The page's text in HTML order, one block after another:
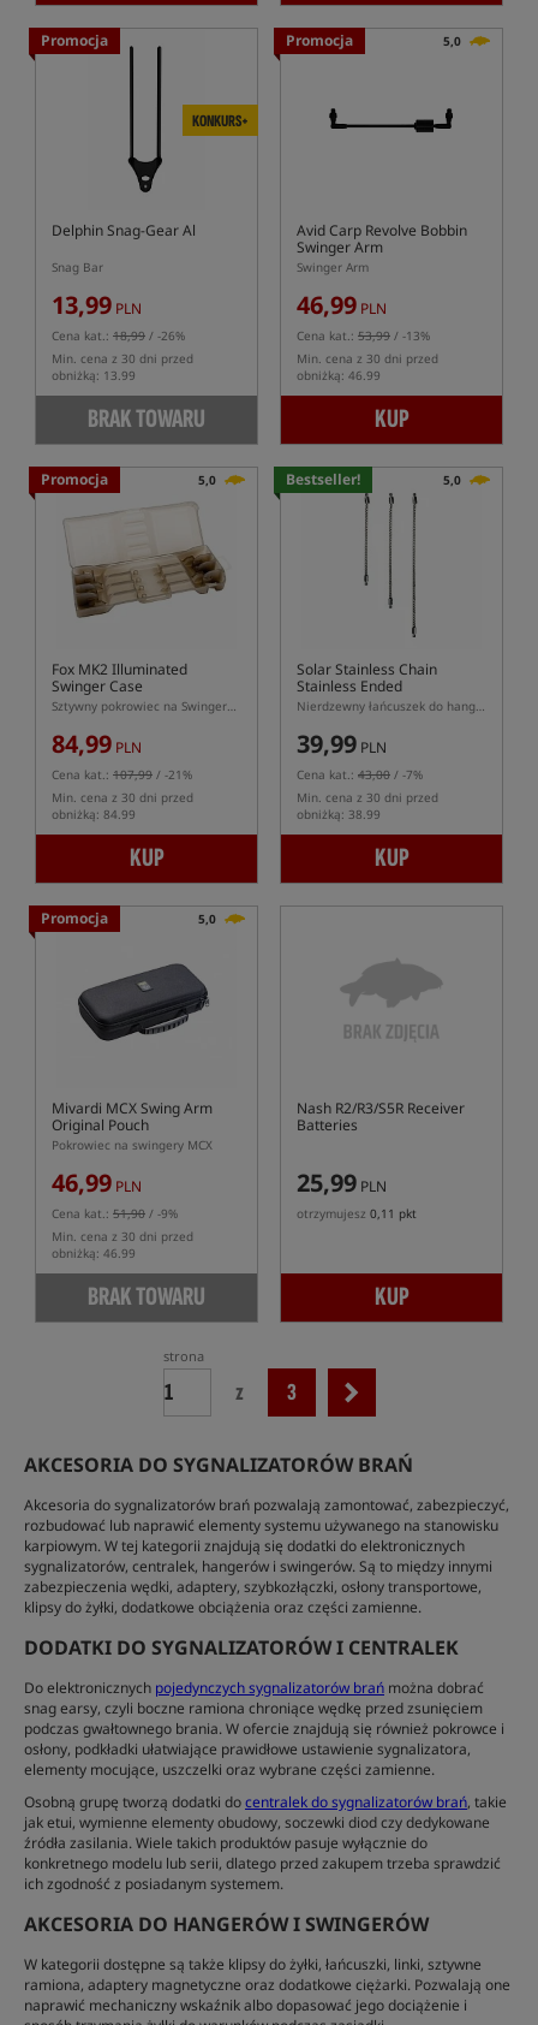
Promocja
KONKURS+
Delphin Snag-Gear Al
Snag Bar
13,99 PLN
Cena kat.: 18,99 / -26%
Min. cena z 30 dni przed
obniżką: 13.99
BRAK TOWARU
Promocja 5,0
Avid Carp Revolve Bobbin
Swinger Arm
Swinger Arm
46,99 PLN
Cena kat.: 53,99 / -13%
Min. cena z 30 dni przed
obniżką: 46.99
KUP
Promocja 5,0
Fox MK2 Illuminated
Swinger Case
Sztywny pokrowiec na Swingery FOX MK2 Iluminated
84,99 PLN
Cena kat.: 107,99 / -21%
Min. cena z 30 dni przed
obniżką: 84.99
KUP
Bestseller! 5,0
Solar Stainless Chain
Stainless Ended
Nierdzewny łańcuszek do hangerów
39,99 PLN
Cena kat.: 43,00 / -7%
Min. cena z 30 dni przed
obniżką: 38.99
KUP
Promocja 5,0
Mivardi MCX Swing Arm
Original Pouch
Pokrowiec na swingery MCX
46,99 PLN
Cena kat.: 51,90 / -9%
Min. cena z 30 dni przed
obniżką: 46.99
BRAK TOWARU
Nash R2/R3/S5R Receiver
Batteries
25,99 PLN
otrzymujesz 0,11 pkt
KUP
strona
z 3
AKCESORIA DO SYGNALIZATORÓW BRAŃ
Akcesoria do sygnalizatorów brań pozwalają zamontować, zabezpieczyć,
rozbudować lub naprawić elementy systemu używanego na stanowisku
karpiowym. W tej kategorii znajdują się dodatki do elektronicznych
sygnalizatorów, centralek, hangerów i swingerów. Są to między innymi
zabezpieczenia wędki, adaptery, szybkozłączki, osłony transportowe,
klipsy do żyłki, dodatkowe obciążenia oraz części zamienne.
DODATKI DO SYGNALIZATORÓW I CENTRALEK
Do elektronicznych pojedynczych sygnalizatorów brań można dobrać
snag earsy, czyli boczne ramiona chroniące wędkę przed zsunięciem
podczas gwałtownego brania. W ofercie znajdują się również pokrowce i
osłony, podkładki ułatwiające prawidłowe ustawienie sygnalizatora,
elementy mocujące, uszczelki oraz wybrane części zamienne.
Osobną grupę tworzą dodatki docentralek do sygnalizatorów brań, takie
jak etui, wymienne elementy obudowy, soczewki diod czy dedykowane
źródła zasilania. Wiele takich produktów pasuje wyłącznie do
konkretnego modelu lub serii, dlatego przed zakupem trzeba sprawdzić
ich zgodność z posiadanym systemem.
AKCESORIA DO HANGERÓW I SWINGERÓW
W kategorii dostępne są także klipsy do żyłki, łańcuszki, linki, sztywne
ramiona, adaptery magnetyczne oraz dodatkowe ciężarki. Pozwalają one
naprawić mechaniczny wskaźnik albo dopasować jego dociążenie i